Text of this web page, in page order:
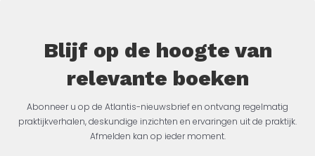
Blijf op de hoogte van
relevante boeken
Abonneer u op de Atlantis-nieuwsbrief en ontvang regelmatig
praktijkverhalen, deskundige inzichten en ervaringen uit de praktijk.
Afmelden kan op ieder moment.